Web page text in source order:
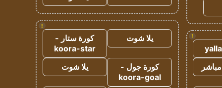
!
!
يلا شوت
كورة ستار -
koora-star
كورة جول -
koora-goal
يلا شوت